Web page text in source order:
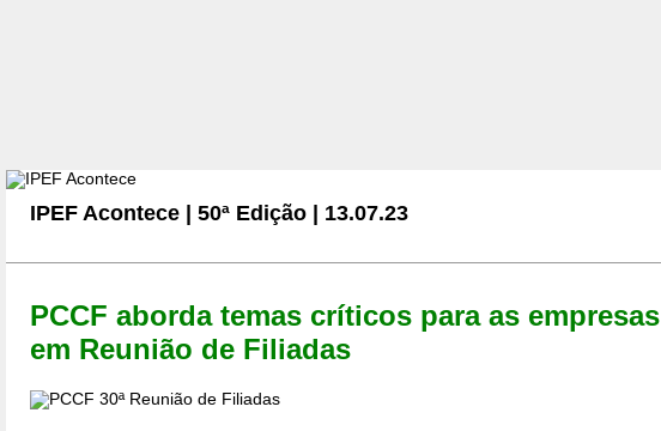
IPEF Acontece | 50ª Edição | 13.07.23
PCCF aborda temas críticos para as empresas
em Reunião de Filiadas